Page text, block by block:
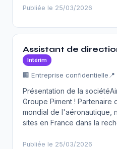
Publiée le 25/03/2026
Assistant de
Intérim
🏢 Entreprise confidentielle
Présentation de la
Groupe Piment !
mondial de l'aéronautique,
sites en France dans la
Publiée le 25/03/2026